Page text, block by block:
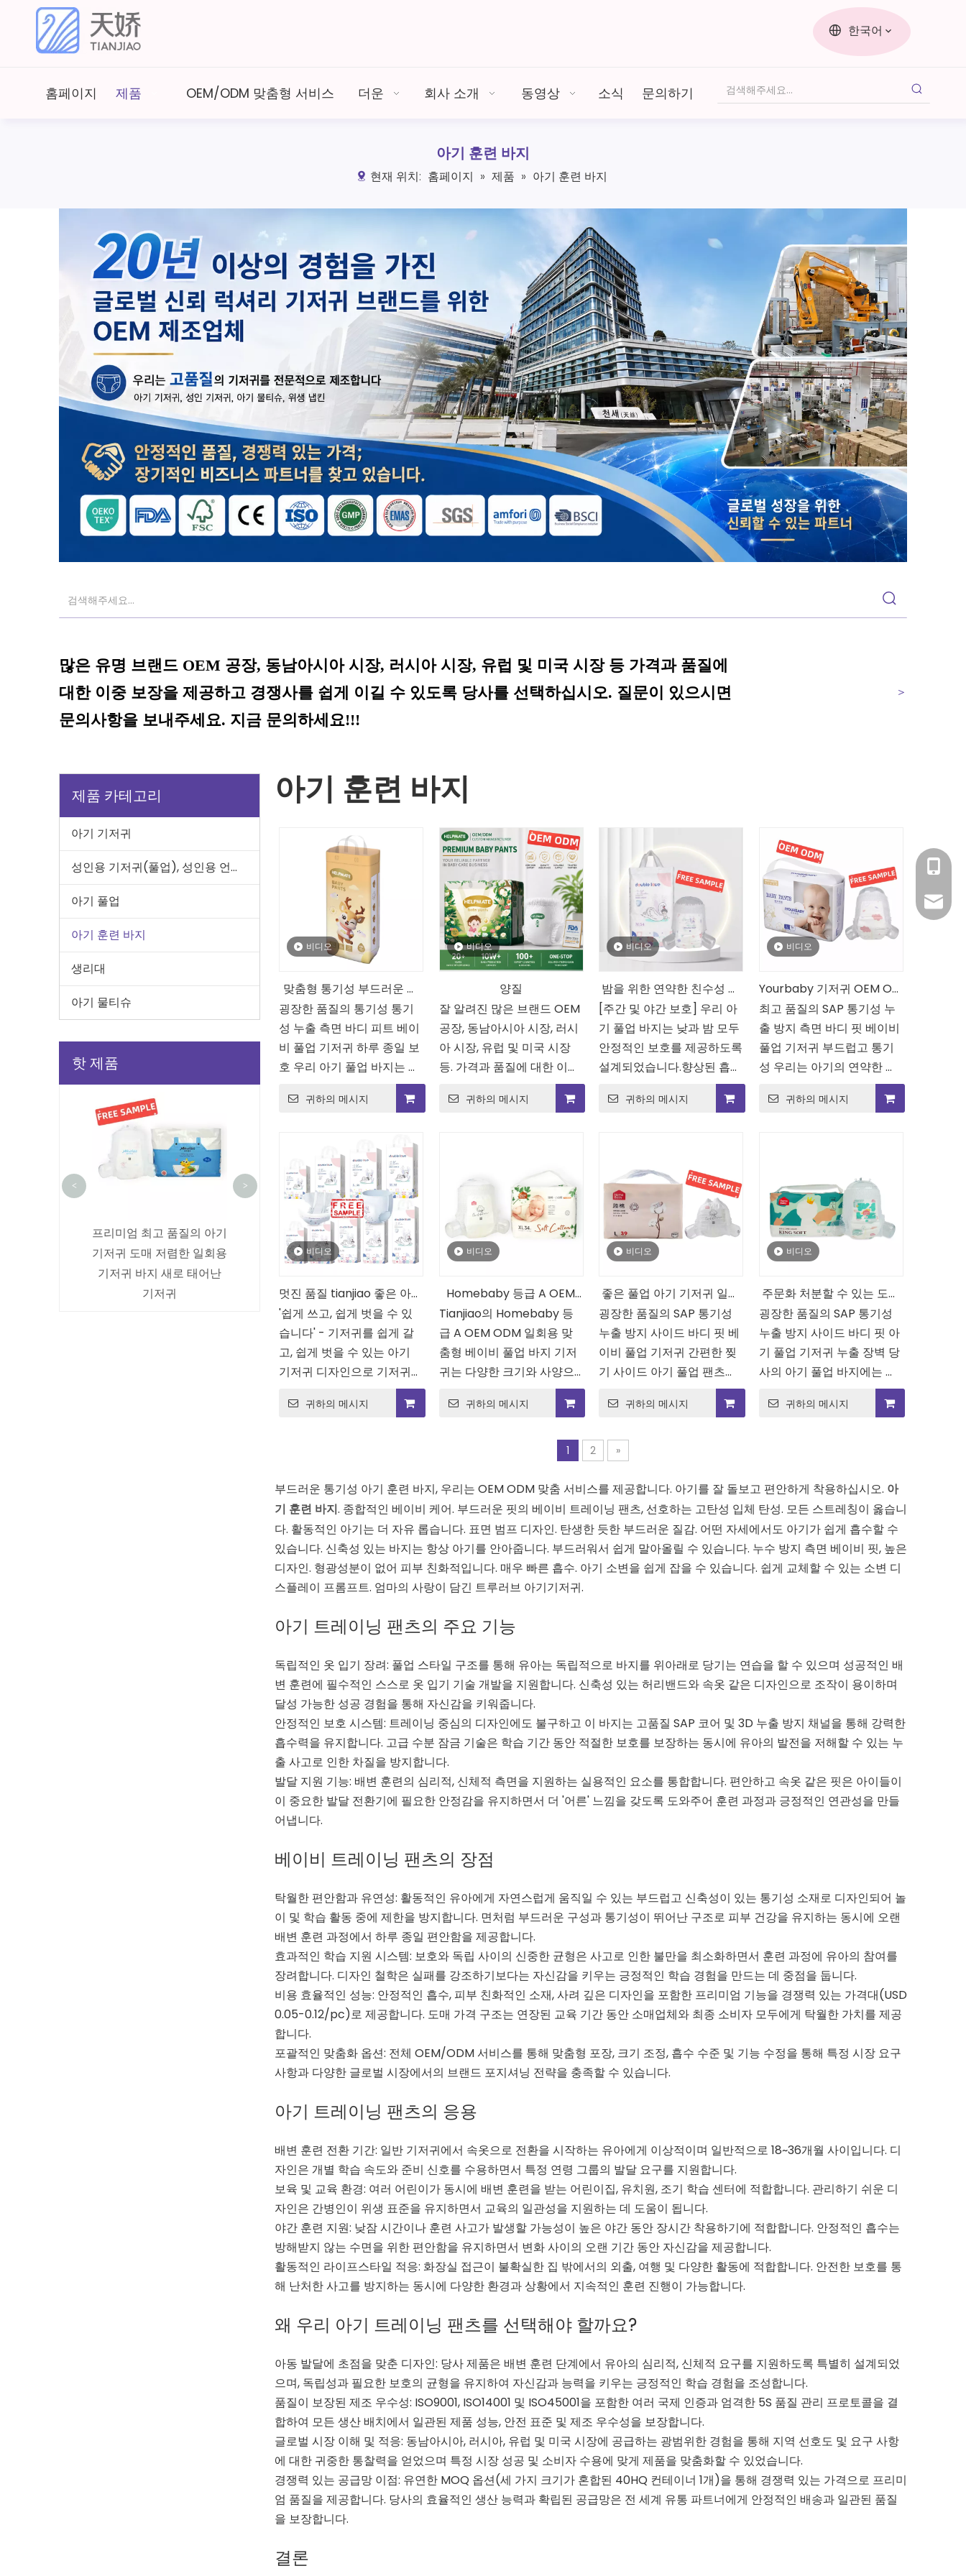
한국어
홈페이지 제품 OEM/ODM 맞춤형 서비스 더운 회사 소개 동영상 소식 문의하기
아기 훈련 바지
현재 위치: 홈페이지 » 제품 » 아기 훈련 바지
많은 유명 브랜드 OEM 공장, 동남아시아 시장, 러시아 시장, 유럽 및 미국 시장 등 가격과 품질에
대한 이중 보장을 제공하고 경쟁사를 쉽게 이길 수 있도록 당사를 선택하십시오. 질문이 있으시면
문의사항을 보내주세요. 지금 문의하세요!!!
＞
제품 카테고리
아기 기저귀
성인용 기저귀(풀업), 성인용 언더 패드
아기 풀업
아기 훈련 바지
생리대
아기 물티슈
핫 제품
프리미엄 최고 품질의 아기
기저귀 도매 저렴한 일회용
기저귀 바지 새로 태어난
기저귀
요실금을위한 최고 품질의
한 달 동안 탄력 있는 경제
적인 아기 기저귀
한 달 동안 친수성 직물 부
드러운 아기 기저귀
1개월용 초소형 흡수 아기
기저귀
XL 통기성 아기 기저귀 6
월용
< >
아기 훈련 바지
비디오
맞춤형 통기성 부드러운 슈
퍼 흡수 면화 풀업 바지 아기
기저귀
굉장한 품질의 통기성 통기
성 누출 측면 바디 피트 베이
비 풀업 기저귀 하루 종일 보
호 우리 아기 풀업 바지는 하
루 종일 보호를 제공합니다.
고 흡수성 코어는 수분을 빠
를 건조하고 편안하게 유지
합니다.
귀하의 메시지
비디오
양질
잘 알려진 많은 브랜드 OEM
공장, 동남아시아 시장, 러시
아 시장, 유럽 및 미국 시장
등. 가격과 품질에 대한 이중
보장을 제공하고 경쟁 업체
를 쉽게 이길 수 있습니다.
귀하의 메시지
비디오
밤을 위한 연약한 친수성 직
물 아기 풀업
[주간 및 야간 보호] 우리 아
기 풀업 바지는 낮과 밤 모두
안정적인 보호를 제공하도록
설계되었습니다.향상된 흡수
성과 누수 방지 기능으로 하
루 종일 아기가 건조하고 편
귀하의 메시지
비디오
Yourbaby 기저귀 OEM OM
OMM 사용자 정의 일회용
도매 풀 업 아기 기저귀
최고 품질의 SAP 통기성 누
출 방지 측면 바디 핏 베이비
풀업 기저귀 부드럽고 통기
성 우리는 아기의 연약한 피
부에 편안함의 중요성을 이
해합니다. 당사의 풀업 팬츠
극 없이 유지하는 데 도움이
됩니다.
귀하의 메시지
비디오
멋진 품질 tianjiao 좋은 아기
기저귀 풀업 훈련 팬츠 기저
귀
'쉽게 쓰고, 쉽게 벗을 수 있
습니다' - 기저귀를 쉽게 갈
고, 쉽게 벗을 수 있는 아기
기저귀 디자인으로 기저귀를
가는 것이 매우 쉽습니다. 더
듬거리는 일에 작별을 고하
귀하의 메시지
비디오
Homebaby 등급 A OEM
ODM 일회용 맞춤형 아기 풀
업 바지 기저귀
Tianjiao의 Homebaby 등
급 A OEM ODM 일회용 맞
춤형 베이비 풀업 바지 기저
귀는 다양한 크기와 사양으
로 제공됩니다.귀하의 선호
도나 비즈니스 요구에 따라
수 있습니다.Tianjiao는 고품
를 제공할 수 있는 신뢰할 수
있는 제조업체입니다.숙련된
제품 개발 팀이 귀하의 맞춤
형 디자인을 최우선으로 고
려합니다.
귀하의 메시지
비디오
좋은 풀업 아기 기저귀 일회
용 도매 저렴한 기저귀 기저
귀
굉장한 품질의 SAP 통기성
누출 방지 사이드 바디 핏 베
이비 풀업 기저귀 간편한 찢
기 사이드 아기 풀업 팬츠로
이동 중에 기저귀를 쉽게 교
체할 수 있습니다.쉽게 찢을
끔하게 제거할 수 있어 어디
기저귀 교체가 가능합니다.
귀하의 메시지
비디오
주문화 처분할 수 있는 도매
졸린 통기성 연약한 기저귀
A 급은 아기 기저귀를 끌어
당깁니다
굉장한 품질의 SAP 통기성
누출 방지 사이드 바디 핏 아
기 풀업 기저귀 누출 장벽 당
사의 아기 풀업 바지에는 누
출에 대한 추가 보호 층을 제
공하는 누출 장벽이 있습니
아줄 것이라고 믿을 수 있습
니다.
귀하의 메시지
1 2 »
부드러운 통기성 아기 훈련 바지, 우리는 OEM ODM 맞춤 서비스를 제공합니다. 아기를 잘 돌보고 편안하게 착용하십시오. 아
기 훈련 바지. 종합적인 베이비 케어. 부드러운 핏의 베이비 트레이닝 팬츠, 선호하는 고탄성 입체 탄성. 모든 스트레칭이 옳습니
다. 활동적인 아기는 더 자유 롭습니다. 표면 범프 디자인. 탄생한 듯한 부드러운 질감. 어떤 자세에서도 아기가 쉽게 흡수할 수
있습니다. 신축성 있는 바지는 항상 아기를 안아줍니다. 부드러워서 쉽게 말아올릴 수 있습니다. 누수 방지 측면 베이비 핏, 높은
디자인. 형광성분이 없어 피부 친화적입니다. 매우 빠른 흡수. 아기 소변을 쉽게 잡을 수 있습니다. 쉽게 교체할 수 있는 소변 디
스플레이 프롬프트. 엄마의 사랑이 담긴 트루러브 아기기저귀.
아기 트레이닝 팬츠의 주요 기능
독립적인 옷 입기 장려: 풀업 스타일 구조를 통해 유아는 독립적으로 바지를 위아래로 당기는 연습을 할 수 있으며 성공적인 배
변 훈련에 필수적인 스스로 옷 입기 기술 개발을 지원합니다. 신축성 있는 허리밴드와 속옷 같은 디자인으로 조작이 용이하며
달성 가능한 성공 경험을 통해 자신감을 키워줍니다.
안정적인 보호 시스템: 트레이닝 중심의 디자인에도 불구하고 이 바지는 고품질 SAP 코어 및 3D 누출 방지 채널을 통해 강력한
흡수력을 유지합니다. 고급 수분 잠금 기술은 학습 기간 동안 적절한 보호를 보장하는 동시에 유아의 발전을 저해할 수 있는 누
출 사고로 인한 차질을 방지합니다.
발달 지원 기능: 배변 훈련의 심리적, 신체적 측면을 지원하는 실용적인 요소를 통합합니다. 편안하고 속옷 같은 핏은 아이들이
이 중요한 발달 전환기에 필요한 안정감을 유지하면서 더 '어른' 느낌을 갖도록 도와주어 훈련 과정과 긍정적인 연관성을 만들
어냅니다.
베이비 트레이닝 팬츠의 장점
탁월한 편안함과 유연성: 활동적인 유아에게 자연스럽게 움직일 수 있는 부드럽고 신축성이 있는 통기성 소재로 디자인되어 놀
이 및 학습 활동 중에 제한을 방지합니다. 면처럼 부드러운 구성과 통기성이 뛰어난 구조로 피부 건강을 유지하는 동시에 오랜
배변 훈련 과정에서 하루 종일 편안함을 제공합니다.
효과적인 학습 지원 시스템: 보호와 독립 사이의 신중한 균형은 사고로 인한 불만을 최소화하면서 훈련 과정에 유아의 참여를
장려합니다. 디자인 철학은 실패를 강조하기보다는 자신감을 키우는 긍정적인 학습 경험을 만드는 데 중점을 둡니다.
비용 효율적인 성능: 안정적인 흡수, 피부 친화적인 소재, 사려 깊은 디자인을 포함한 프리미엄 기능을 경쟁력 있는 가격대(USD
0.05-0.12/pc)로 제공합니다. 도매 가격 구조는 연장된 교육 기간 동안 소매업체와 최종 소비자 모두에게 탁월한 가치를 제공
합니다.
포괄적인 맞춤화 옵션: 전체 OEM/ODM 서비스를 통해 맞춤형 포장, 크기 조정, 흡수 수준 및 기능 수정을 통해 특정 시장 요구
사항과 다양한 글로벌 시장에서의 브랜드 포지셔닝 전략을 충족할 수 있습니다.
아기 트레이닝 팬츠의 응용
배변 훈련 전환 기간: 일반 기저귀에서 속옷으로 전환을 시작하는 유아에게 이상적이며 일반적으로 18~36개월 사이입니다. 디
자인은 개별 학습 속도와 준비 신호를 수용하면서 특정 연령 그룹의 발달 요구를 지원합니다.
보육 및 교육 환경: 여러 어린이가 동시에 배변 훈련을 받는 어린이집, 유치원, 조기 학습 센터에 적합합니다. 관리하기 쉬운 디
자인은 간병인이 위생 표준을 유지하면서 교육의 일관성을 지원하는 데 도움이 됩니다.
야간 훈련 지원: 낮잠 시간이나 훈련 사고가 발생할 가능성이 높은 야간 동안 장시간 착용하기에 적합합니다. 안정적인 흡수는
방해받지 않는 수면을 위한 편안함을 유지하면서 변화 사이의 오랜 기간 동안 자신감을 제공합니다.
활동적인 라이프스타일 적응: 화장실 접근이 불확실한 집 밖에서의 외출, 여행 및 다양한 활동에 적합합니다. 안전한 보호를 통
해 난처한 사고를 방지하는 동시에 다양한 환경과 상황에서 지속적인 훈련 진행이 가능합니다.
왜 우리 아기 트레이닝 팬츠를 선택해야 할까요?
아동 발달에 초점을 맞춘 디자인: 당사 제품은 배변 훈련 단계에서 유아의 심리적, 신체적 요구를 지원하도록 특별히 설계되었
으며, 독립성과 필요한 보호의 균형을 유지하여 자신감과 능력을 키우는 긍정적인 학습 경험을 조성합니다.
품질이 보장된 제조 우수성: ISO9001, ISO14001 및 ISO45001을 포함한 여러 국제 인증과 엄격한 5S 품질 관리 프로토콜을 결
합하여 모든 생산 배치에서 일관된 제품 성능, 안전 표준 및 제조 우수성을 보장합니다.
글로벌 시장 이해 및 적응: 동남아시아, 러시아, 유럽 및 미국 시장에 공급하는 광범위한 경험을 통해 지역 선호도 및 요구 사항
에 대한 귀중한 통찰력을 얻었으며 특정 시장 성공 및 소비자 수용에 맞게 제품을 맞춤화할 수 있었습니다.
경쟁력 있는 공급망 이점: 유연한 MOQ 옵션(세 가지 크기가 혼합된 40HQ 컨테이너 1개)을 통해 경쟁력 있는 가격으로 프리미
엄 품질을 제공합니다. 당사의 효율적인 생산 능력과 확립된 공급망은 전 세계 유통 파트너에게 안정적인 배송과 일관된 품질
을 보장합니다.
결론
+86-